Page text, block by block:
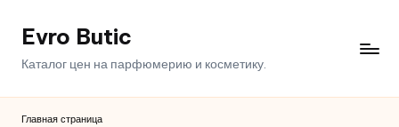
ПерейтиEvro Butic
Каталог цен на парфюмерию и косметику.
Главная страница